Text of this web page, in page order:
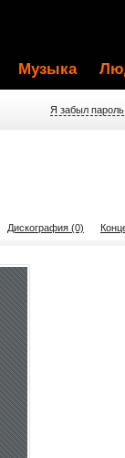
Музыка
Я забыл пароль
Дискография (0)